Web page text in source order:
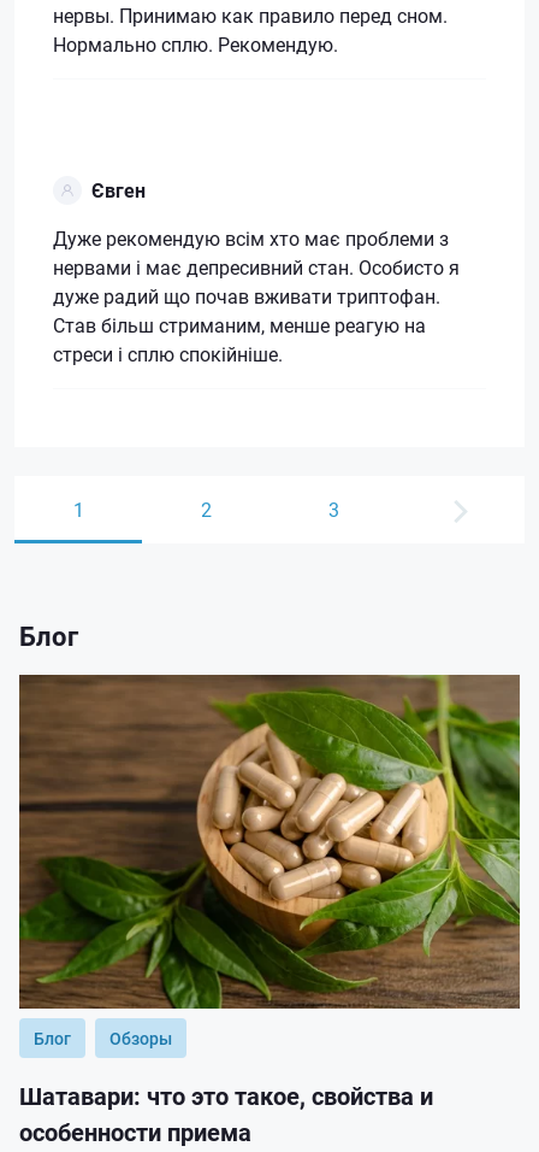
нервы. Принимаю как правило перед сном.
Нормально сплю. Рекомендую.
Євген
Дуже рекомендую всім хто має проблеми з
нервами і має депресивний стан. Особисто я
дуже радий що почав вживати триптофан.
Став більш стриманим, менше реагую на
стреси і сплю спокійніше.
1 2 3
Блог
Блог Обзоры
Шатавари: что это такое, свойства и
особенности приема